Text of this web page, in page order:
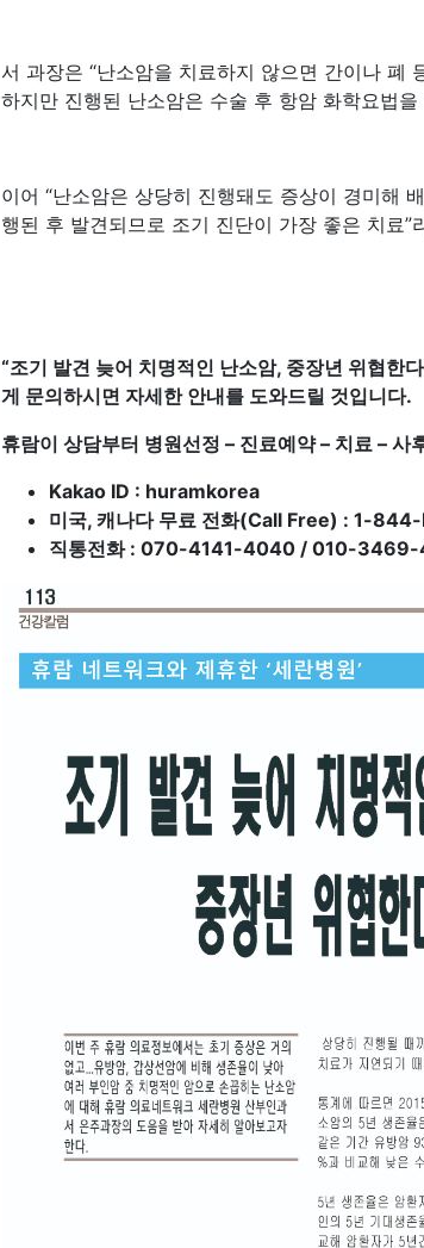
서 과장은 “난소암을 치료하지 않으면 간이나 폐
하지만 진행된 난소암은 수술 후 항암 화학요법을
이어 “난소암은 상당히 진행돼도 증상이 경미해
행된 후 발견되므로 조기 진단이 가장 좋은 치료”
“조기 발견 늦어 치명적인 난소암, 중장년 위협한다
게 문의하시면 자세한 안내를 도와드릴 것입니다.
휴람이 상담부터 병원선정 – 진료예약 – 치료 –
Kakao ID : huramkorea
미국, 캐나다 무료 전화(Call Free) : 1-
직통전화 : 070-4141-4040 / 010-